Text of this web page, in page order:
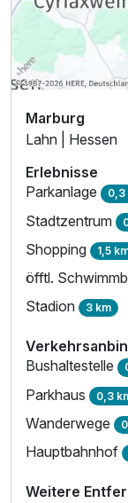
Ausstattung
Zusatznächte
Für 3 Tage
Doppelzimmer
Marburg
Lahn | Hessen
Erlebnisse
Parkanlage 0,3
Stadtzentrum
Shopping 1,5
öfftl.
Stadion 3 km
Bushaltestelle
Parkhaus 0,3
Wanderwege
Hauptbahnhof
Weitere